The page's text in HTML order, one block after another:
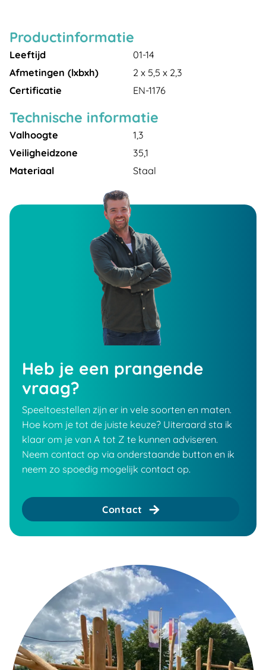
Productinformatie
Leeftijd
01-14
Afmetingen (lxbxh)
2 x 5,5 x 2,3
Certificatie
EN-1176
Technische informatie
Valhoogte
1,3
Veiligheidzone
35,1
Materiaal
Staal
Heb je een prangende
vraag?
Speeltoestellen zijn er in vele soorten en maten.
Hoe kom je tot de juiste keuze? Uiteraard sta ik
klaar om je van A tot Z te kunnen adviseren.
Neem contact op via onderstaande button en ik
neem zo spoedig mogelijk contact op.
Contact